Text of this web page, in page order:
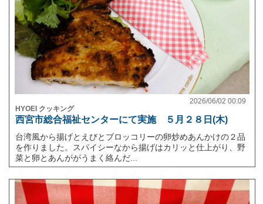
2026/06/02 00:09
HYOEI クッキング
西宮市総合福祉センターにて実施 ５月２８日(木)
台湾風から揚げとえびとブロッコリーの卵炒めあんかけの２品
を作りました。スパイシーなから揚げはカリッと仕上がり、野
菜と卵とあんががうまく絡んだ...